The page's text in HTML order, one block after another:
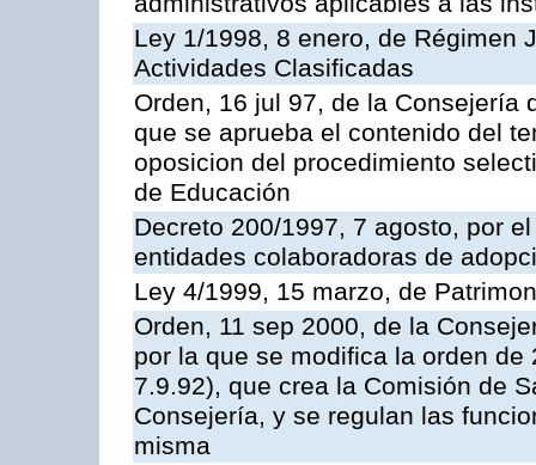
Ley 1/1998, 8 enero, de Régimen
Actividades Clasificadas
Orden, 16 jul 97, de la Consejería
que se aprueba el contenido del
oposicion del procedimiento
de Educación
Decreto 200/1997, 7 agosto, por
entidades colaboradoras de
Ley 4/1999, 15 marzo, de
Orden, 11 sep 2000, de la
por la que se modifica la orden
7.9.92), que crea la Comisión de
Consejería, y se regulan las
misma